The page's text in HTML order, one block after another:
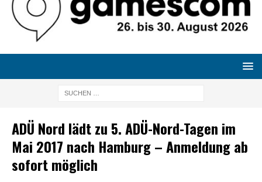
ADÜ Nord lädt zu 5. ADÜ-Nord-Tagen im
Mai 2017 nach Hamburg – Anmeldung ab
sofort möglich